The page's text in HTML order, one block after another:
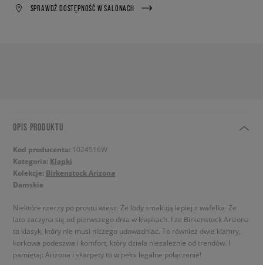
SPRAWDŹ DOSTĘPNOŚĆ W SALONACH
OPIS PRODUKTU
Kod producenta: 1024516W
Kategoria: Klapki
Kolekcje: Birkenstock Arizona
Damskie
Niektóre rzeczy po prostu wiesz. Że lody smakują lepiej z wafelka. Że
lato zaczyna się od pierwszego dnia w klapkach. I że Birkenstock Arizona
to klasyk, który nie musi niczego udowadniać. To również dwie klamry,
korkowa podeszwa i komfort, który działa niezależnie od trendów. I
pamiętaj: Arizona i skarpety to w pełni legalne połączenie!